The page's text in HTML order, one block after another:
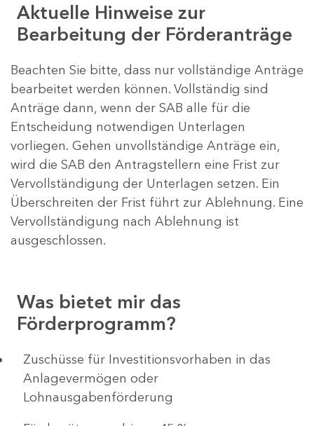
Aktuelle Hinweise zur
Bearbeitung der Förderanträge
Beachten Sie bitte, dass nur vollständige Anträge
bearbeitet werden können. Vollständig sind
Anträge dann, wenn der SAB alle für die
Entscheidung notwendigen Unterlagen
vorliegen. Gehen unvollständige Anträge ein,
wird die SAB den Antragstellern eine Frist zur
Vervollständigung der Unterlagen setzen. Ein
Überschreiten der Frist führt zur Ablehnung. Eine
Vervollständigung nach Ablehnung ist
ausgeschlossen.
Was bietet mir das
Förderprogramm?
​​​​​​Zuschüsse für Investitionsvorhaben in das
Anlagevermögen oder
Lohnausgabenförderung